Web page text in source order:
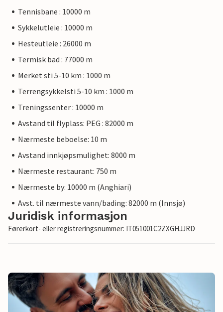
Tennisbane : 10000 m
Sykkelutleie : 10000 m
Hesteutleie : 26000 m
Termisk bad : 77000 m
Merket sti 5-10 km : 1000 m
Terrengsykkelsti 5-10 km : 1000 m
Treningssenter : 10000 m
Avstand til flyplass: PEG : 82000 m
Nærmeste beboelse: 10 m
Avstand innkjøpsmulighet: 8000 m
Nærmeste restaurant: 750 m
Nærmeste by: 10000 m (Anghiari)
Avst. til nærmeste vann/bading: 82000 m (Innsjø)
Juridisk informasjon
Førerkort- eller registreringsnummer: IT051001C2ZXGHJJRD